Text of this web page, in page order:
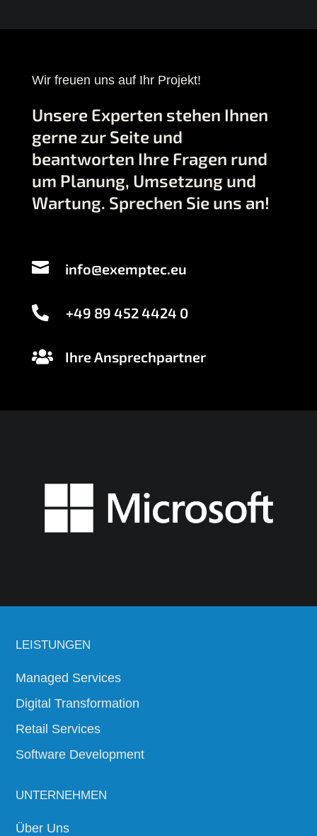
Wir freuen uns auf Ihr Projekt!
Unsere Experten stehen Ihnen
gerne zur Seite und
beantworten Ihre Fragen rund
um Planung, Umsetzung und
Wartung. Sprechen Sie uns an!
info@exemptec.eu
+49 89 452 4424 0
Ihre Ansprechpartner
LEISTUNGEN
Managed Services
Digital Transformation
Retail Services
Software Development
UNTERNEHMEN
Über Uns